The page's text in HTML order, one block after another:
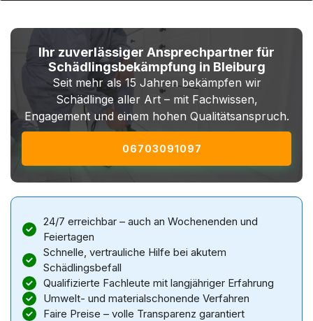
Ihr zuverlässiger Ansprechpartner für
Schädlingsbekämpfung in Bleiburg
Seit mehr als 15 Jahren bekämpfen wir
Schädlinge aller Art – mit Fachwissen,
Engagement und einem hohen Qualitätsanspruch.
06703091097
24/7 erreichbar – auch an Wochenenden und
Feiertagen
Schnelle, vertrauliche Hilfe bei akutem
Schädlingsbefall
Qualifizierte Fachleute mit langjähriger Erfahrung
Umwelt- und materialschonende Verfahren
Faire Preise – volle Transparenz garantiert